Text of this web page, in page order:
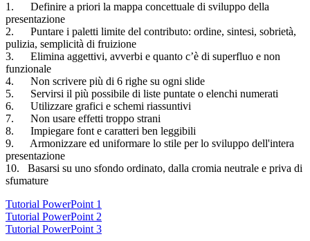
1. Definire a priori la mappa concettuale di sviluppo della
presentazione
2. Puntare i paletti limite del contributo: ordine, sintesi, sobrietà,
pulizia, semplicità di fruizione
3. Elimina aggettivi, avverbi e quanto c’è di superfluo e non
funzionale
4. Non scrivere più di 6 righe su ogni slide
5. Servirsi il più possibile di liste puntate o elenchi numerati
6. Utilizzare grafici e schemi riassuntivi
7. Non usare effetti troppo strani
8. Impiegare font e caratteri ben leggibili
9. Armonizzare ed uniformare lo stile per lo sviluppo dell'intera
presentazione
10. Basarsi su uno sfondo ordinato, dalla cromia neutrale e priva di
sfumature
Tutorial PowerPoint 1
Tutorial PowerPoint 2
Tutorial PowerPoint 3